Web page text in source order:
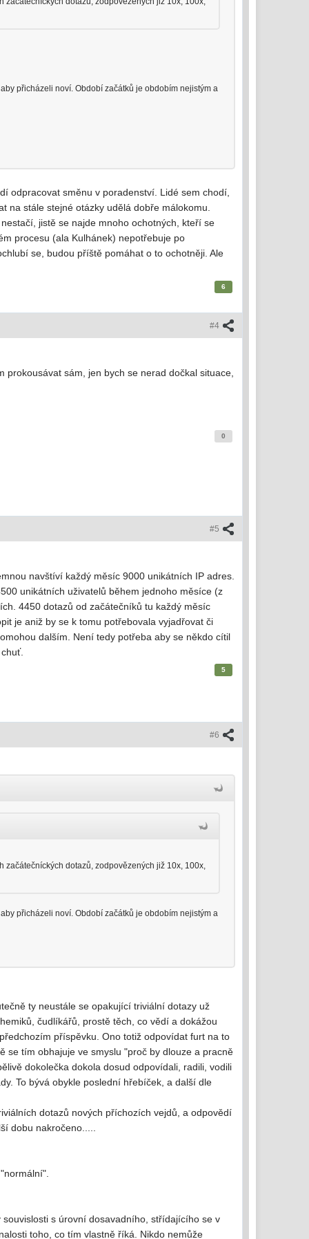
přicházeli noví. Období začátků je obdobím nejistým a
odpracovat směnu v poradenství. Lidé sem chodí,
na stále stejné otázky udělá dobře málokomu.
jistě se najde mnoho ochotných, kteří se
procesu (ala Kulhánek) nepotřebuje po
se, budou příště pomáhat o to ochotněji. Ale
6
#4
sám, jen bych se nerad dočkal situace,
0
#5
navštíví každý měsíc 9000 unikátních IP adres.
unikátních uživatelů během jednoho měsíce (z
4450 dotazů od začátečníků tu každý měsíc
je aniž by se k tomu potřebovala vyjadřovat či
dalším. Není tedy potřeba aby se někdo cítil
5
#6
dotazů, zodpovězených již 10x, 100x,
přicházeli noví. Období začátků je obdobím nejistým a
ty neustále se opakující triviální dotazy už
čudlíkářů, prostě těch, co vědí a dokážou
příspěvku. Ono totiž odpovídat furt na to
se tím obhajuje ve smyslu "proč by dlouze a pracně
dokolečka dokola dosud odpovídali, radili, vodili
To bývá obykle poslední hřebíček, a další dle
dotazů nových příchozích vejdů, a odpovědí
dobu nakročeno.....
s úrovní dosavadního, střídajícího se v
toho, co tím vlastně říká. Nikdo nemůže